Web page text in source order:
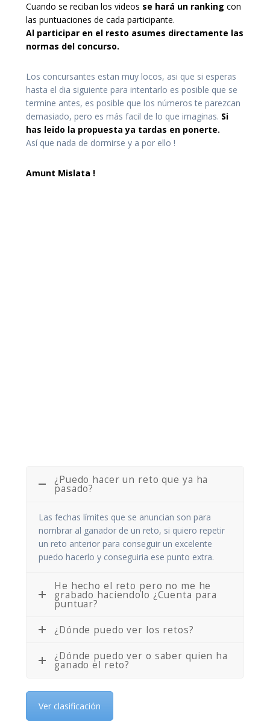
Cuando se reciban los videos se hará un ranking con
las puntuaciones de cada participante.
Al participar en el resto asumes directamente las
normas del concurso.
Los concursantes estan muy locos, asi que si esperas
hasta el dia siguiente para intentarlo es posible que se
termine antes, es posible que los números te parezcan
demasiado, pero es más facil de lo que imaginas. Si
has leido la propuesta ya tardas en ponerte.
Así que nada de dormirse y a por ello !
Amunt Mislata !
¿Puedo hacer un reto que ya ha
pasado?
Las fechas límites que se anuncian son para
nombrar al ganador de un reto, si quiero repetir
un reto anterior para conseguir un excelente
puedo hacerlo y conseguiria ese punto extra.
He hecho el reto pero no me he
grabado haciendolo ¿Cuenta para
puntuar?
¿Dónde puedo ver los retos?
¿Dónde puedo ver o saber quien ha
ganado el reto?
Ver clasificación